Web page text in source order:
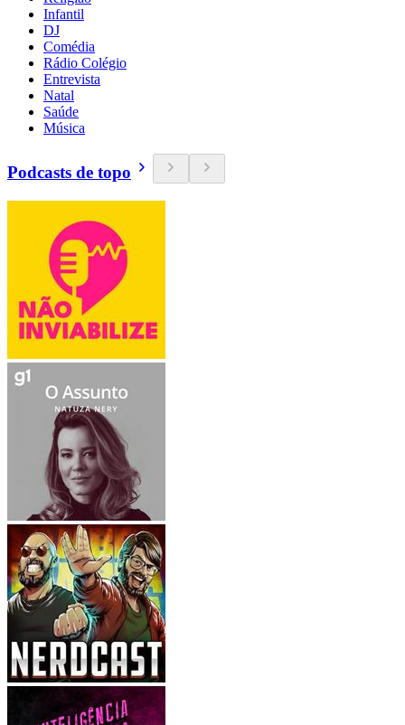
Infantil
DJ
Comédia
Rádio Colégio
Entrevista
Natal
Saúde
Música
Podcasts de topo